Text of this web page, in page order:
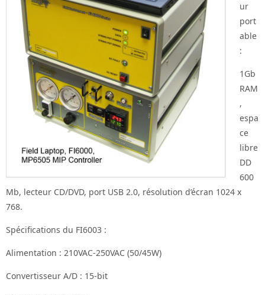
ur
port
able
:
1Gb
RAM
,
espa
ce
libre
DD
600
Mb, lecteur CD/DVD, port USB 2.0, résolution d’écran 1024 x
768.
Spécifications du FI6003 :
Alimentation : 210VAC-250VAC (50/45W)
Convertisseur A/D : 15-bit